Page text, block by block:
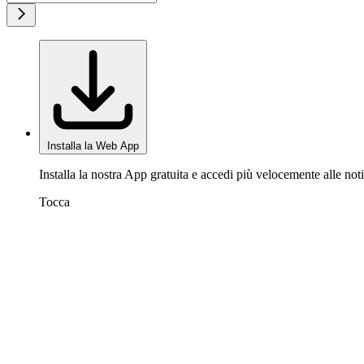
Installa la Web App
Installa la nostra App gratuita e accedi più velocemente alle
Tocca